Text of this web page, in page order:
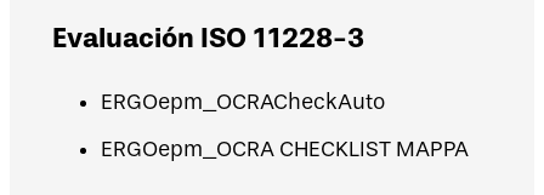
Evaluación ISO 11228-3
ERGOepm_OCRACheckAuto
ERGOepm_OCRA CHECKLIST MAPPA